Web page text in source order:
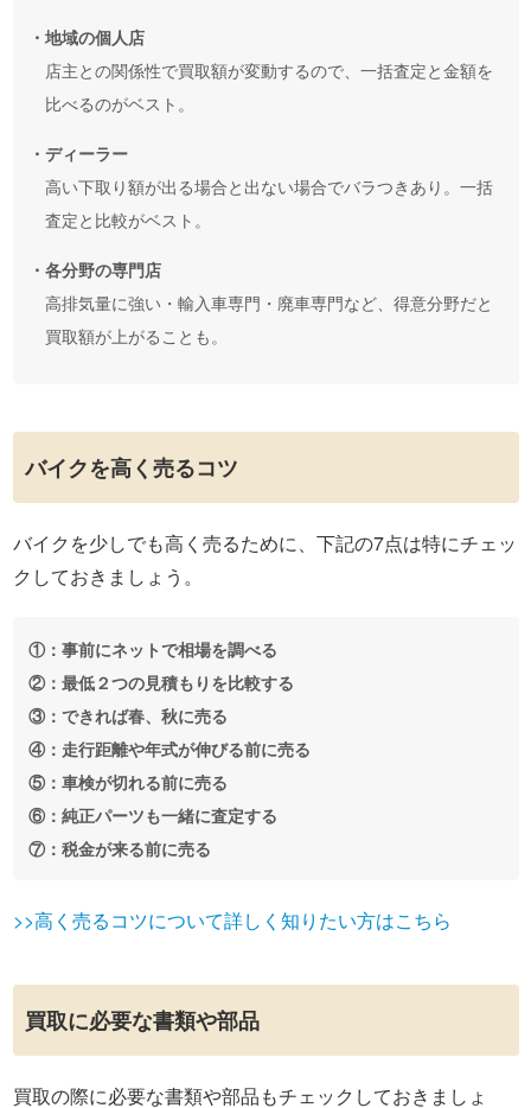
・地域の個人店
店主との関係性で買取額が変動するので、一括査定と金額を
比べるのがベスト。
・ディーラー
高い下取り額が出る場合と出ない場合でバラつきあり。一括
査定と比較がベスト。
・各分野の専門店
高排気量に強い・輸入車専門・廃車専門など、得意分野だと
買取額が上がることも。
バイクを高く売るコツ
バイクを少しでも高く売るために、下記の7点は特にチェッ
クしておきましょう。
①：事前にネットで相場を調べる
②：最低２つの見積もりを比較する
③：できれば春、秋に売る
④：走行距離や年式が伸びる前に売る
⑤：車検が切れる前に売る
⑥：純正パーツも一緒に査定する
⑦：税金が来る前に売る
>>高く売るコツについて詳しく知りたい方はこちら
買取に必要な書類や部品
買取の際に必要な書類や部品もチェックしておきましょ